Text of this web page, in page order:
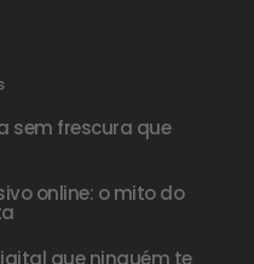
sem frescura que
online: o mito do
que ninguém te